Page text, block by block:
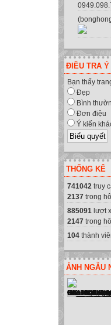
ĐIỀU TRA Ý
Bạn thấy
Đẹp
Bình
Đơn điệu
Ý kiến
THỐNG KÊ
741042 truy
2137 trong
885091 lượt
2147 trong
104 thành
ẢNH NGẪU